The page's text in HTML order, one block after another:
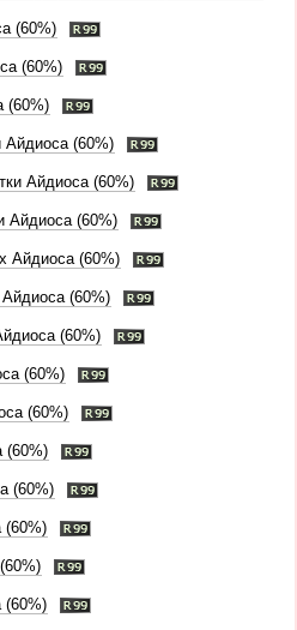
(60%)
(60%)
(60%)
(60%)
Айдиоса (60%)
Айдиоса (60%)
Айдиоса (60%)
(60%)
(60%)
(60%)
(60%)
(60%)
(60%)
(60%)
(60%)